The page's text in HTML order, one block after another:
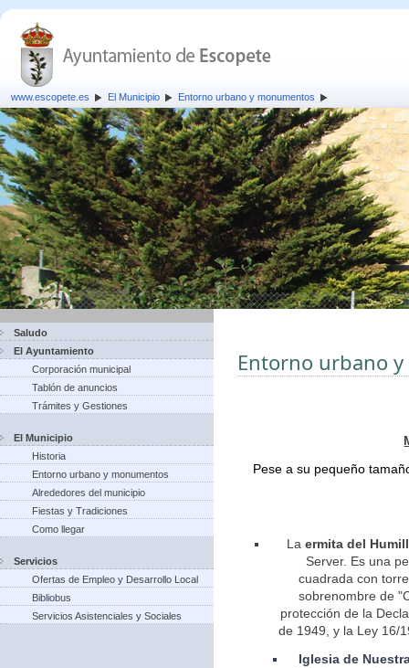
www.escopete.es El Municipio Entorno urbano y monumentos
Saludo
El Ayuntamiento
Corporación municipal
Tablón de anuncios
Trámites y Gestiones
El Municipio
Historia
Entorno urbano y monumentos
Alrededores del municipio
Fiestas y Tradiciones
Como llegar
Servicios
Ofertas de Empleo y Desarrollo Local
Bibliobus
Servicios Asistenciales y Sociales
Entorno urbano
Pese a su pequeño
La ermita del
Server. Es una
cuadrada con
sobrenombre de
protección de la
de 1949, y la Ley 16/
Iglesia de